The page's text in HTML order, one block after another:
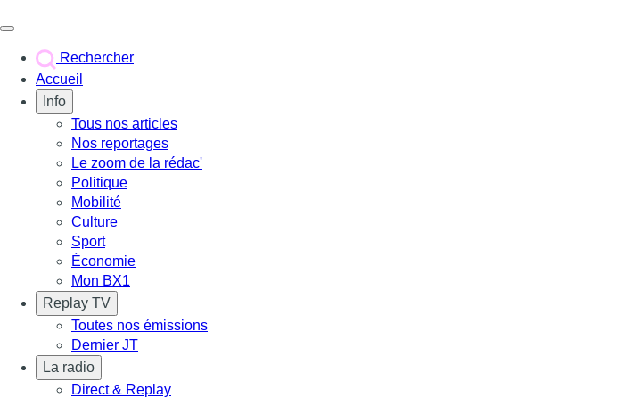
Rechercher
Accueil
Info
Tous nos articles
Nos reportages
Le zoom de la rédac'
Politique
Mobilité
Culture
Sport
Économie
Mon BX1
Replay TV
Toutes nos émissions
Dernier JT
La radio
Direct & Replay